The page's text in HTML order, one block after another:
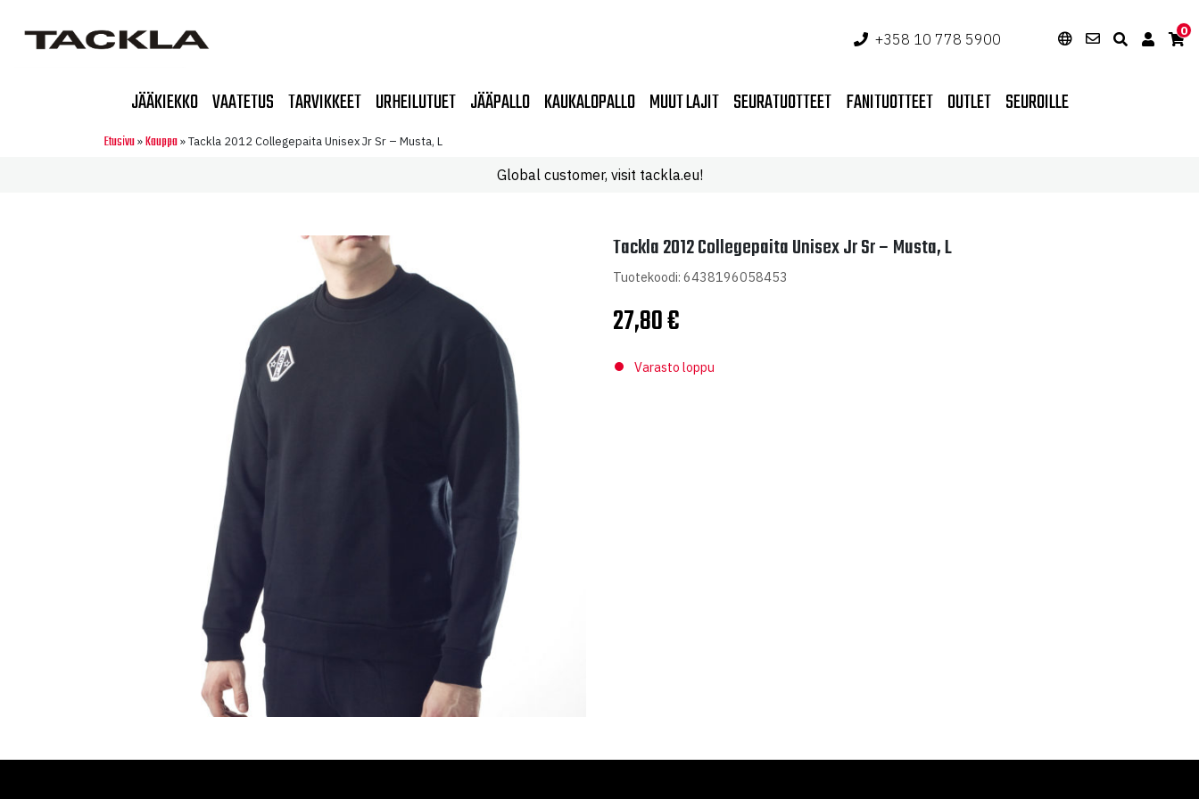
+358 10 778 5900 0
JÄÄKIEKKO VAATETUS TARVIKKEET URHEILUTUET JÄÄPALLO KAUKALOPALLO MUUT LAJIT SEURATUOTTEET FANITUOTTEET OUTLET SEUROILLE
Etusivu»Kauppa»Tackla 2012 Collegepaita Unisex Jr Sr – Musta, L
Global customer, visit tackla.eu!
Tackla 2012 Collegepaita Unisex Jr Sr – Musta, L
Tuotekoodi: 6438196058453
27,80€
Varasto loppu